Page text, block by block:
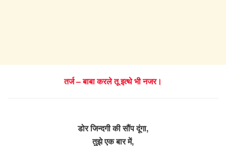
तर्ज – बाबा करले तू इत्थे भी नजर।
डोर जिन्दगी की सौंप दूंगा,
तुझे एक बार में,